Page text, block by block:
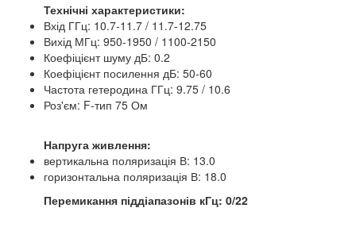
Технічні характеристики:
Вхід ГГц: 10.7-11.7 / 11.7-12.75
Вихід МГц: 950-1950 / 1100-2150
Коефіцієнт шуму дБ: 0.2
Коефіцієнт посилення дБ: 50-60
Частота гетеродина ГГц: 9.75 / 10.6
Роз'єм: F-тип 75 Ом
Напруга живлення:
вертикальна поляризація В: 13.0
горизонтальна поляризація В: 18.0
Перемикання піддіапазонів кГц: 0/22